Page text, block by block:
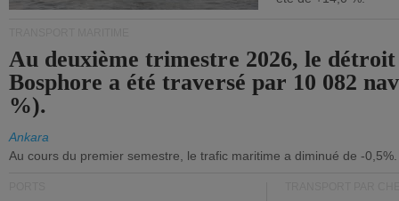
Au deuxième trimestre 2026, le
Bosphore a été traversé par 10 082
%).
Ankara
Au cours du premier semestre, le trafic maritime a diminué de -0,5%.